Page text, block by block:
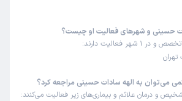
حسینی و شهرهای فعالیت او چیست؟
می‌توان به الهه سادات حسینی مراجعه کرد؟
و درمان علائم و بیماری‌های زیر فعالیت می‌کنند: